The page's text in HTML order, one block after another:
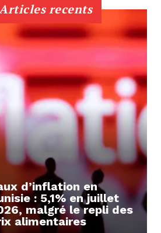
recents
d’inflation en
: 5,1% en juillet
malgré le repli des
alimentaires